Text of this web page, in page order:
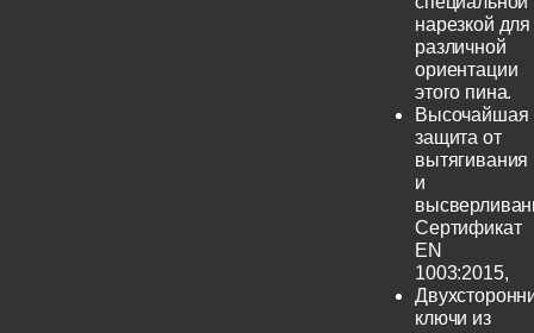
нарезкой для
различной
ориентации
этого пина.
Высочайшая
защита от
вытягивания
и
Сертификат
EN
1003:2015,
ключи из